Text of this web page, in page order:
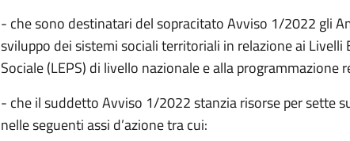
- che sono destinatari del sopracitato Avviso 1/2022 gli
sviluppo dei sistemi sociali territoriali in relazione ai Livelli
Sociale (LEPS) di livello nazionale e alla programmazione
- che il suddetto Avviso 1/2022 stanzia risorse per sette
nelle seguenti assi d’azione tra cui: